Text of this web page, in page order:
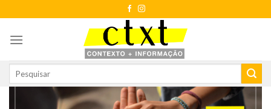
to
content